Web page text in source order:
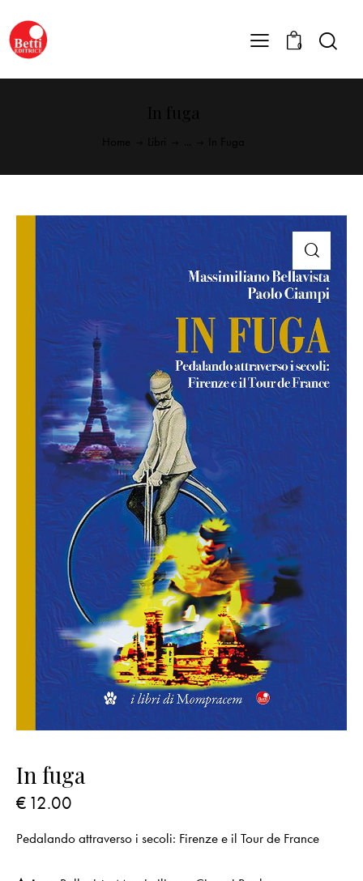
0
In fuga
€ 12.00
Pedalando attraverso i secoli: Firenze e il Tour de France